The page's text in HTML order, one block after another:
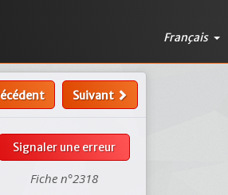
Français
Suivant
Signaler une erreur
Fiche n°2318